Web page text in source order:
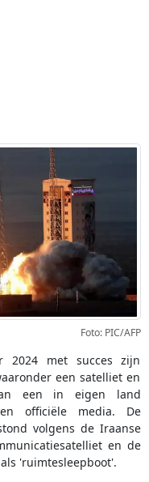
Foto: PIC/AFP
2024 met succes zijn
een satelliet en
een in eigen land
officiële media. De
volgens de Iraanse
en de
'ruimtesleepboot'.